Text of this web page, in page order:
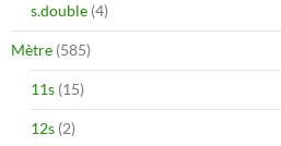
s.double (4)
Mètre (585)
11s (15)
12s (2)